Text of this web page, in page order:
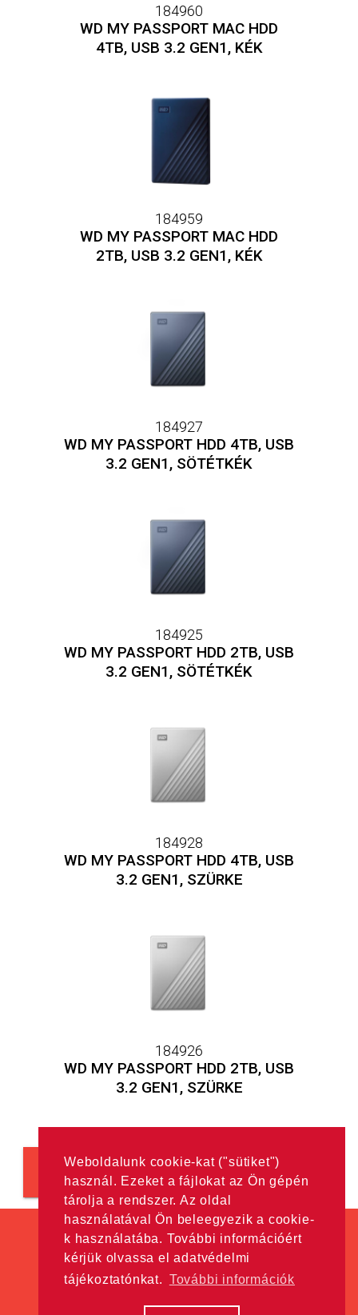
Weboldalunk cookie-kat ("sütiket")
használ. Ezeket a fájlokat az Ön gépén
tárolja a rendszer. Az oldal
használatával Ön beleegyezik a cookie-
k használatába. További információért
kérjük olvassa el adatvédelmi
tájékoztatónkat. További információk
184960
WD MY PASSPORT MAC HDD
4TB, USB 3.2 GEN1, KÉK
184959
WD MY PASSPORT MAC HDD
2TB, USB 3.2 GEN1, KÉK
184927
WD MY PASSPORT HDD 4TB, USB
3.2 GEN1, SÖTÉTKÉK
184925
WD MY PASSPORT HDD 2TB, USB
3.2 GEN1, SÖTÉTKÉK
184928
WD MY PASSPORT HDD 4TB, USB
3.2 GEN1, SZÜRKE
184926
WD MY PASSPORT HDD 2TB, USB
3.2 GEN1, SZÜRKE
Még több
Minden jog fenntartva! © Hama Kft. 2016